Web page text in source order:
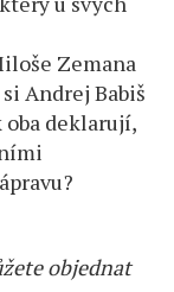
Zemana
Andrej Babiš
deklarují,
objednat